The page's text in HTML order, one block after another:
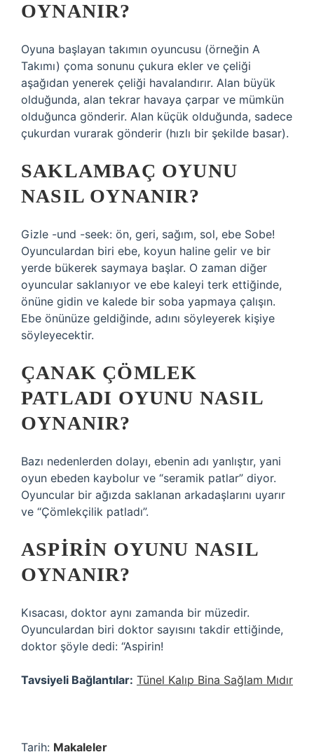
OYNANIR?
Oyuna başlayan takımın oyuncusu (örneğin A
Takımı) çoma sonunu çukura ekler ve çeliği
aşağıdan yenerek çeliği havalandırır. Alan büyük
olduğunda, alan tekrar havaya çarpar ve mümkün
olduğunca gönderir. Alan küçük olduğunda, sadece
çukurdan vurarak gönderir (hızlı bir şekilde basar).
SAKLAMBAÇ OYUNU
NASIL OYNANIR?
Gizle -und -seek: ön, geri, sağım, sol, ebe Sobe!
Oyunculardan biri ebe, koyun haline gelir ve bir
yerde bükerek saymaya başlar. O zaman diğer
oyuncular saklanıyor ve ebe kaleyi terk ettiğinde,
önüne gidin ve kalede bir soba yapmaya çalışın.
Ebe önünüze geldiğinde, adını söyleyerek kişiye
söyleyecektir.
ÇANAK ÇÖMLEK
PATLADI OYUNU NASIL
OYNANIR?
Bazı nedenlerden dolayı, ebenin adı yanlıştır, yani
oyun ebeden kaybolur ve “seramik patlar” diyor.
Oyuncular bir ağızda saklanan arkadaşlarını uyarır
ve “Çömlekçilik patladı”.
ASPIRIN OYUNU NASIL
OYNANIR?
Kısacası, doktor aynı zamanda bir müzedir.
Oyunculardan biri doktor sayısını takdir ettiğinde,
doktor şöyle dedi: “Aspirin!
Tavsiyeli Bağlantılar: Tünel Kalıp Bina Sağlam Mıdır
Tarih: Makaleler